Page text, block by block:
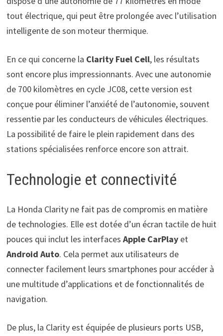
tout électrique, qui peut être prolongée avec l’utilisation
intelligente de son moteur thermique.
En ce qui concerne la Clarity Fuel Cell, les résultats
sont encore plus impressionnants. Avec une autonomie
de 700 kilomètres en cycle JC08, cette version est
conçue pour éliminer l’anxiété de l’autonomie, souvent
ressentie par les conducteurs de véhicules électriques.
La possibilité de faire le plein rapidement dans des
stations spécialisées renforce encore son attrait.
Technologie et connectivité
La Honda Clarity ne fait pas de compromis en matière
de technologies. Elle est dotée d’un écran tactile de huit
pouces qui inclut les interfaces Apple CarPlayet
Android Auto. Cela permet aux utilisateurs de
connecter facilement leurs smartphones pour accéder à
une multitude d’applications et de fonctionnalités de
navigation.
De plus, la Clarity est équipée de plusieurs ports USB,